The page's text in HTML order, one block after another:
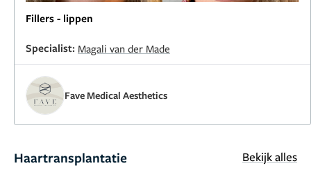
Fillers - lippen
Specialist: Magali van der Made
Fave Medical Aesthetics
Haartransplantatie Bekijk alles